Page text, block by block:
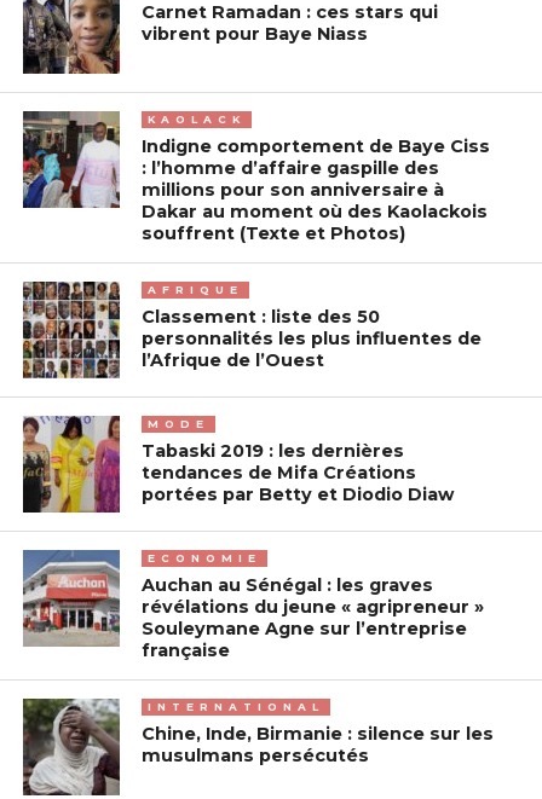
Carnet Ramadan : ces stars qui
vibrent pour Baye Niass
KAOLACK
Indigne comportement de Baye Ciss
: l’homme d’affaire gaspille des
millions pour son anniversaire à
Dakar au moment où des Kaolackois
souffrent (Texte et Photos)
AFRIQUE
Classement : liste des 50
personnalités les plus influentes de
l’Afrique de l’Ouest
MODE
Tabaski 2019 : les dernières
tendances de Mifa Créations
portées par Betty et Diodio Diaw
ECONOMIE
Auchan au Sénégal : les graves
révélations du jeune « agripreneur »
Souleymane Agne sur l’entreprise
française
INTERNATIONAL
Chine, Inde, Birmanie : silence sur les
musulmans persécutés